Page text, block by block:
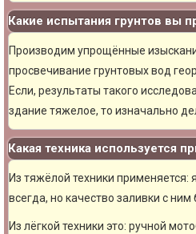
Какие испытания грунтов вы
Производим упрощённые
просвечивание грунтовых вод
Если, результаты такого
здание тяжелое, то изначально
Какая техника используется
Из тяжёлой техники применяется:
всегда, но качество заливки с
Из лёгкой техники это: ручной